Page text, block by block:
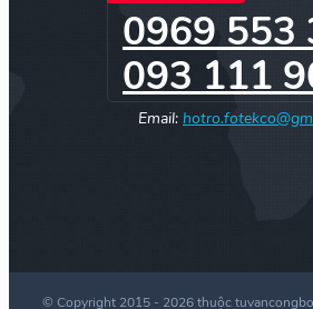
0969 553
093 111
Email:
© Copyright 2015 - 2026 thuộc